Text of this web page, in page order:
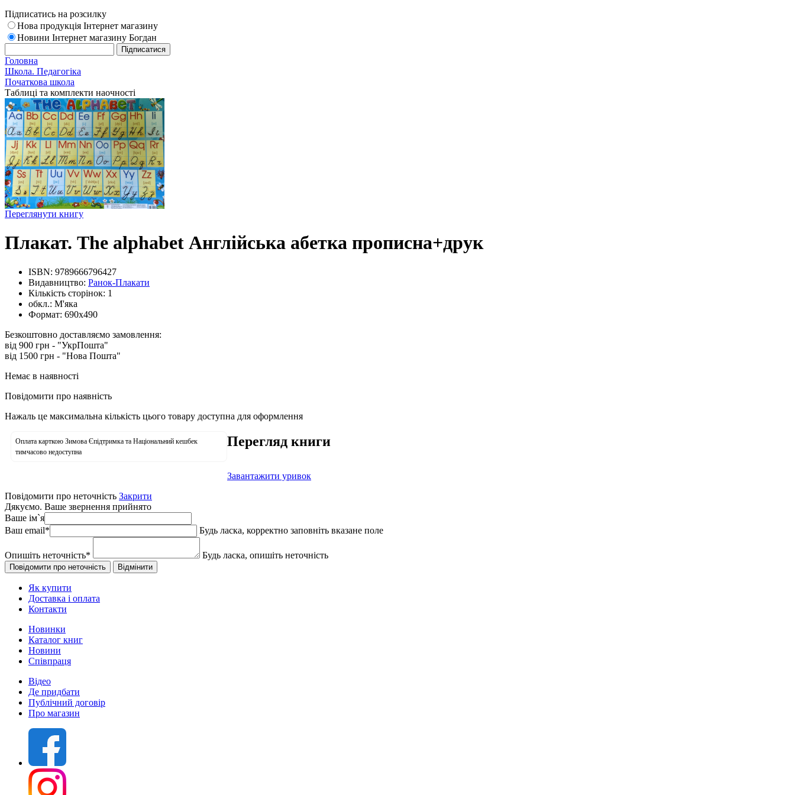
Підписатись на розсилку
Нова продукція Інтернет магазину
Новини Інтернет магазину Богдан
Головна
Школа. Педагогіка
Початкова школа
Таблиці та комплекти наочності
Переглянути книгу
Плакат. The alphabet Англійська абетка прописна+друк
ISBN: 9789666796427
Видавництво: Ранок-Плакати
Кількість сторінок: 1
обкл.: М'яка
Формат: 690х490
Безкоштовно доставляємо замовлення:
від 900 грн - "УкрПошта"
від 1500 грн - "Нова Пошта"
Немає в наявності
Повідомити про наявність
Нажаль це максимальна кількість цього товару доступна для оформлення
Оплата карткою Зимова Єпідтримка та Національний кешбек
тимчасово недоступна
Перегляд книги
Завантажити уривок
Повідомити про неточність Закрити
Дякуємо. Ваше звернення прийнято
Ваше ім`я
Ваш email* Будь ласка, корректно заповніть вказане поле
Опишіть неточність* Будь ласка, опишіть неточність
Як купити
Доставка і оплата
Контакти
Новинки
Каталог книг
Новини
Співпраця
Відео
Де придбати
Публічний договір
Про магазин